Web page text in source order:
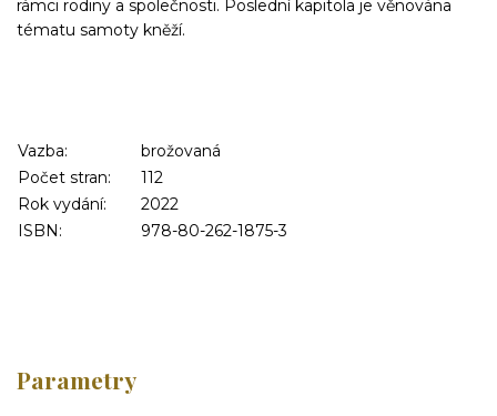
rámci rodiny a společnosti. Poslední kapitola je věnována
tématu samoty kněží.
Vazba:
brožovaná
Počet stran:
112
Rok vydání:
2022
ISBN:
978-80-262-1875-3
Parametry